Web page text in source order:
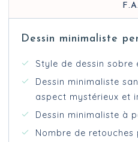
Dessin minimaliste
Style de dessin sobre
Dessin minimaliste
aspect mystérieux et
Dessin minimaliste à
Nombre de retouches